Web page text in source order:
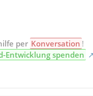
per Konversation !
Entwicklung spenden